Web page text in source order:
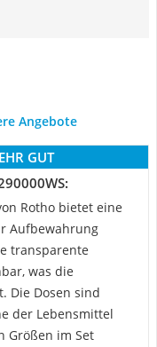
Angebote
GUT
Rotho bietet eine
Aufbewahrung
transparente
was die
Die Dosen sind
der Lebensmittel
Größen im Set